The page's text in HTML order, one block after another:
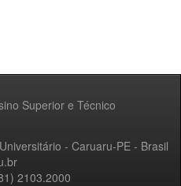
Superior e Técnico
- Caruaru-PE - Brasil
2103.2000